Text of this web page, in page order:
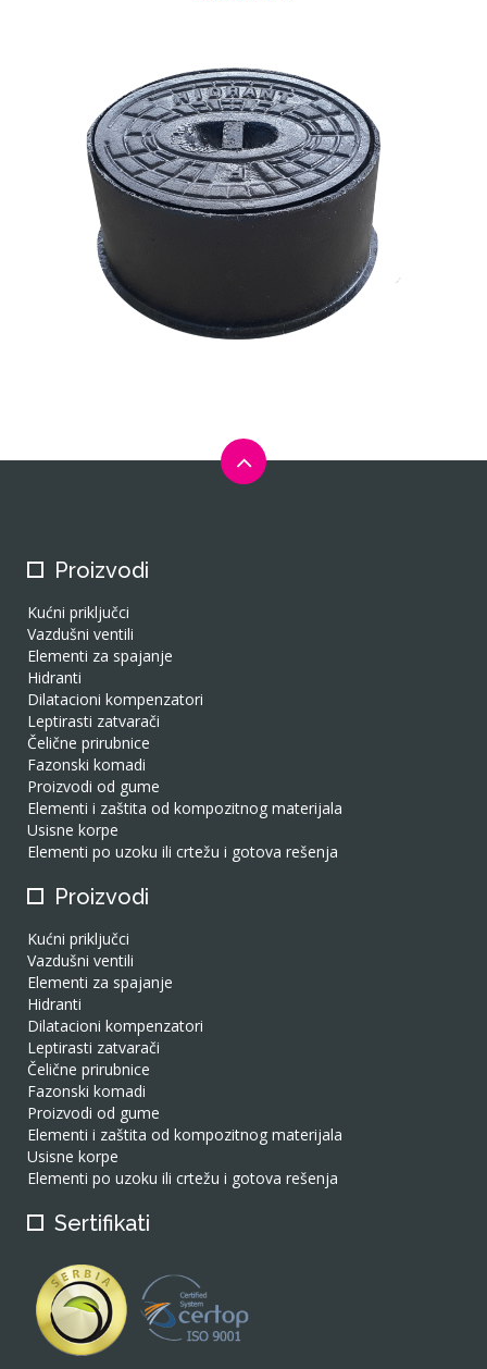
Proizvodi
Kućni priključci
Vazdušni ventili
Elementi za spajanje
Hidranti
Dilatacioni kompenzatori
Leptirasti zatvarači
Čelične prirubnice
Fazonski komadi
Proizvodi od gume
Elementi i zaštita od kompozitnog materijala
Usisne korpe
Elementi po uzoku ili crtežu i gotova rešenja
Proizvodi
Kućni priključci
Vazdušni ventili
Elementi za spajanje
Hidranti
Dilatacioni kompenzatori
Leptirasti zatvarači
Čelične prirubnice
Fazonski komadi
Proizvodi od gume
Elementi i zaštita od kompozitnog materijala
Usisne korpe
Elementi po uzoku ili crtežu i gotova rešenja
Sertifikati